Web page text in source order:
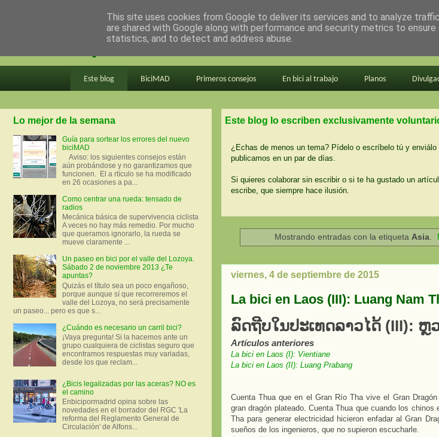
en bici por madrid
Este blog BiciMAD Primeros consejos En bici al trabajo Planos
Este blog lo escriben exclusivamente
¿Echas de menos un tema? Pídelo o escríbelo tú y enviálo
publicamos en un par de días.
Si quieres colaborar sin escribir o si te ha gustado un
escribe, que siempre hace ilusión.
Mostrando entradas con la etiqueta Asia.
viernes, 4 de septiembre de 2015
La bici en Laos (III): Luang Nam
ລົດຖີບໃນປະເທດລາວໄດ້ (III): ຫຼ
Artículos anteriores
La bici en Laos (I): Vientiane
La bici en Laos (II): Luang Prabang
Cuenta Thua que en el Gran Río Tha vive el Gran
gran dragón plateado. Cuenta Thua que cuando los
Tha para generar electricidad hicieron enfadar al Gran
sueños de los ingenieros, que no supieron escucharle.
Lo mejor de la semana
Guía para sortear los errores del nuevo
biciMAD
Aviso: los siguientes consejos están
aún probándose y no garantizamos que
funcionen. El a rtículo se ha modificado
en 26 ocasiones a pa...
Como centrar una rueda: tensado de
radios
Mecánica básica de supervivencia ciclista
A veces no hay más remedio. Por mucho
que queramos ignorarlo, la rueda se
mueve claramente ...
Un paseo en bici por el valle del Lozoya.
Sábado 2 de noviembre 2013 ¿Te
apuntas?
Quizás el título sea un poco engañoso,
porque aunque sí que recorreremos el
valle del Lozoya, no será precisamente
un paseo... pero es que s...
¿Cuándo es necesario un carril bici?
¡Vaya pregunta! Si la hacemos ante un
grupo cualquiera de ciclistas seguro que
encontramos respuestas muy variadas,
desde los que reclam...
¿Bicis legalizadas por las aceras? NO es
el camino
Enbicipormadrid opina sobre las
novedades en el borrador del RGC 'La
reforma del Reglamento General de
Circulación' de Alfons...
This site uses cookies from Google to deliver its services and to analyze
are shared with Google along with performance and security metrics to
statistics, and to detect and address abuse.